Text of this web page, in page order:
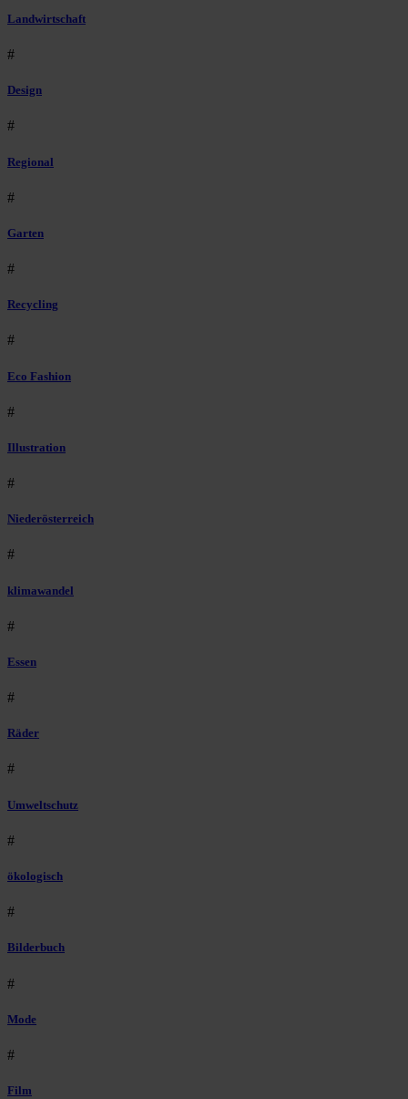
Landwirtschaft
#
Design
#
Regional
#
Garten
#
Recycling
#
Eco Fashion
#
Illustration
#
Niederösterreich
#
klimawandel
#
Essen
#
Räder
#
Umweltschutz
#
ökologisch
#
Bilderbuch
#
Mode
#
Film